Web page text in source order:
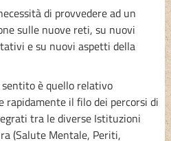
di provvedere ad un
sulle nuove reti, su nuovi
e su nuovi aspetti della
è quello relativo
rapidamente il filo dei percorsi di
tra le diverse Istituzioni
(Salute Mentale, Periti,